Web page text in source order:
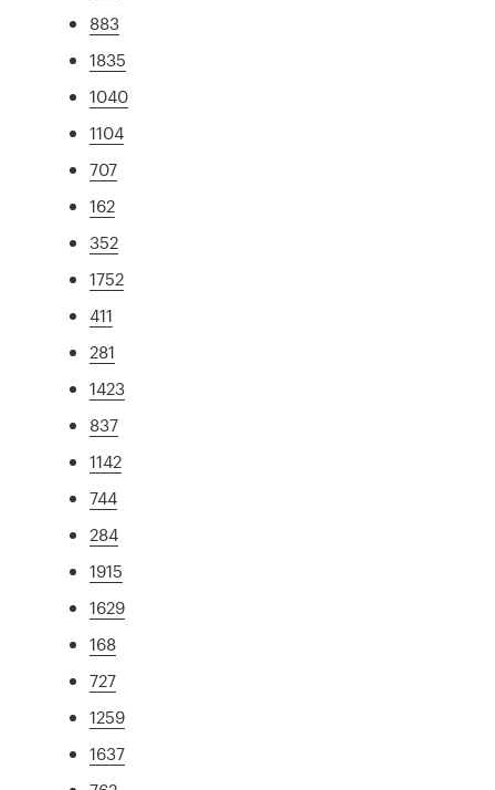
883
1835
1040
1104
707
162
352
1752
411
281
1423
837
1142
744
284
1915
1629
168
727
1259
1637